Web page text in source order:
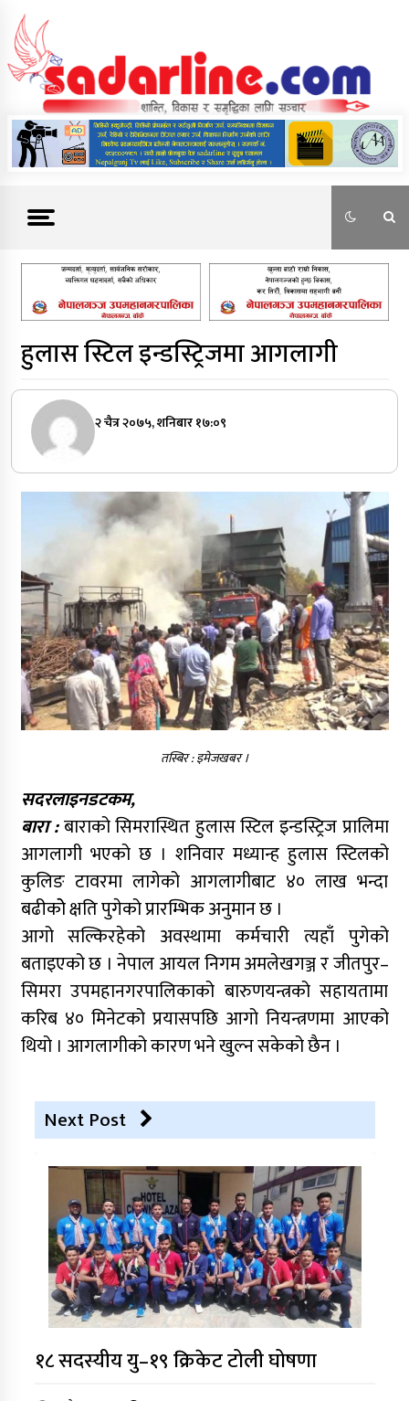
content
News For Nepal
हुलास स्टिल इन्डस्ट्रिजमा आगलागी
२ चैत्र २०७५, शनिबार १७:०९
तस्बिर : इमेजखबर ।
सदरलाइनडटकम,
बारा :बाराको सिमरास्थित हुलास स्टिल इन्डस्ट्रिज प्रालिमा
आगलागी भएको छ । शनिवार मध्यान्ह हुलास स्टिलको
कुलिङ टावरमा लागेको आगलागीबाट ४० लाख भन्दा
बढीकोे क्षति पुगेको प्रारम्भिक अनुमान छ ।
आगो सल्किरहेको अवस्थामा कर्मचारी त्यहाँ पुगेको
बताइएको छ । नेपाल आयल निगम अमलेखगञ्ज र जीतपुर–
सिमरा उपमहानगरपालिकाको बारुणयन्त्रको सहायतामा
करिब ४० मिनेटको प्रयासपछि आगो नियन्त्रणमा आएको
थियो । आगलागीको कारण भने खुल्न सकेको छैन ।
Next Post
१८ सदस्यीय यु–१९ क्रिकेट टोली घोषणा